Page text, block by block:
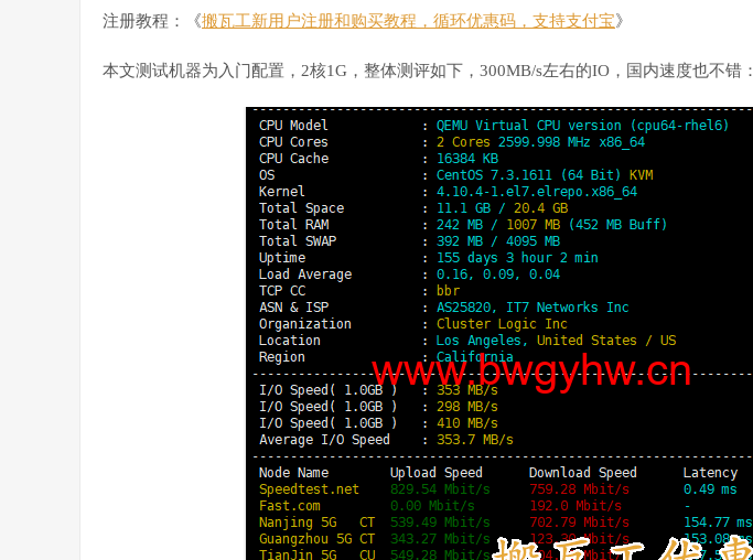
注册教程：《搬瓦工新用户注册和购买教程，循环优惠码，支持支付宝》
本文测试机器为入门配置，2核1G，整体测评如下，300MB/s左右的IO，国内速度也不错：